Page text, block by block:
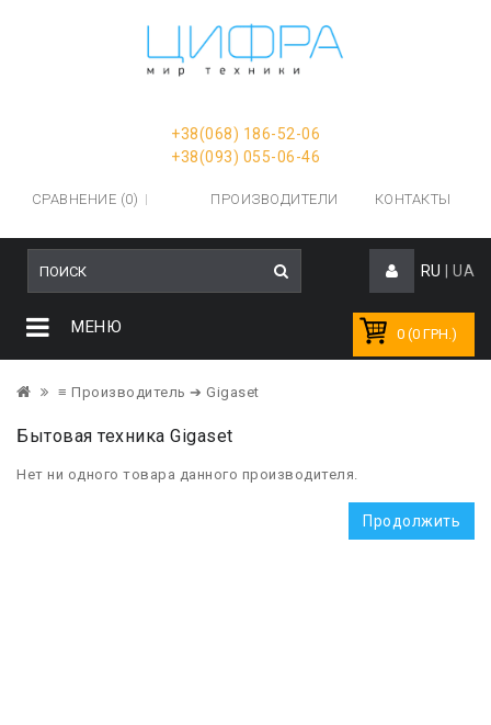
+38(068) 186-52-06
+38(093) 055-06-46
СРАВНЕНИЕ (0) ПРОИЗВОДИТЕЛИ КОНТАКТЫ
RU UA
0 (0 ГРН.)
МЕНЮ
≡ Производитель ➔ Gigaset
Бытовая техника Gigaset
Нет ни одного товара данного производителя.
Продолжить